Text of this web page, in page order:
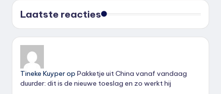
Laatste reacties
Tineke Kuyperop Pakketje uit China vanaf vandaag
duurder: dit is de nieuwe toeslag en zo werkt hij